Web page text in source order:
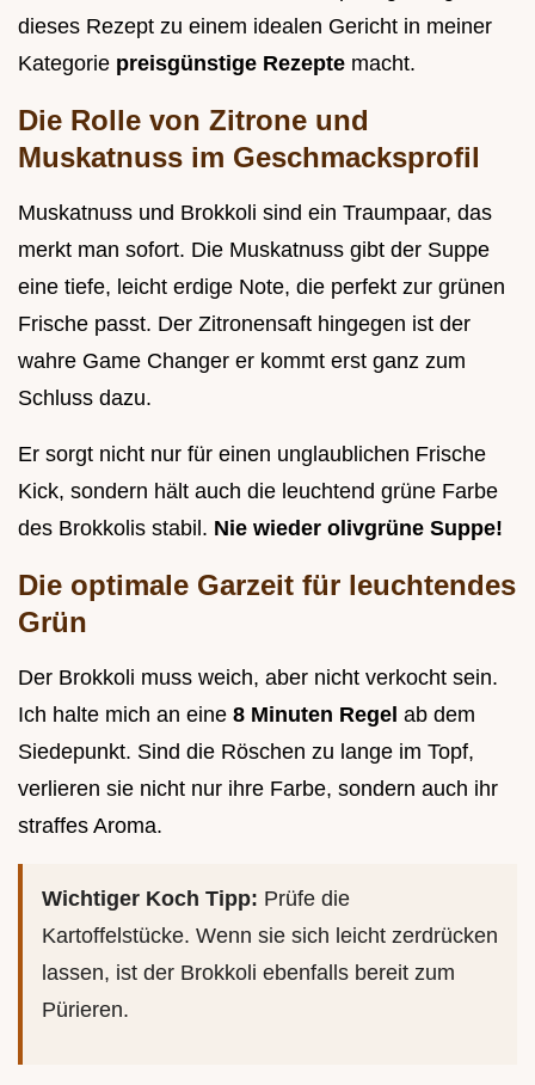
dieses Rezept zu einem idealen Gericht in meiner
Kategorie preisgünstige Rezepte macht.
Die Rolle von Zitrone und
Muskatnuss im Geschmacksprofil
Muskatnuss und Brokkoli sind ein Traumpaar, das
merkt man sofort. Die Muskatnuss gibt der Suppe
eine tiefe, leicht erdige Note, die perfekt zur grünen
Frische passt. Der Zitronensaft hingegen ist der
wahre Game Changer er kommt erst ganz zum
Schluss dazu.
Er sorgt nicht nur für einen unglaublichen Frische
Kick, sondern hält auch die leuchtend grüne Farbe
des Brokkolis stabil. Nie wieder olivgrüne Suppe!
Die optimale Garzeit für leuchtendes
Grün
Der Brokkoli muss weich, aber nicht verkocht sein.
Ich halte mich an eine 8 Minuten Regel ab dem
Siedepunkt. Sind die Röschen zu lange im Topf,
verlieren sie nicht nur ihre Farbe, sondern auch ihr
straffes Aroma.
Wichtiger Koch Tipp: Prüfe die
Kartoffelstücke. Wenn sie sich leicht zerdrücken
lassen, ist der Brokkoli ebenfalls bereit zum
Pürieren.